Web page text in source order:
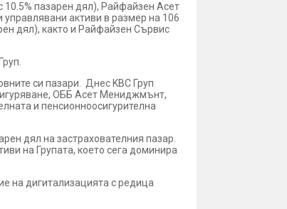
пазарен дял), Райфайзен Асет
активи в размер на 106
дял), както и Райфайзен Сървис
си пазари. Днес KBC Груп
ОББ Асет Мениджмънт,
и пенсионноосигурителна
дял на застрахователния пазар.
на Групата, което сега доминира
на дигитализацията с редица